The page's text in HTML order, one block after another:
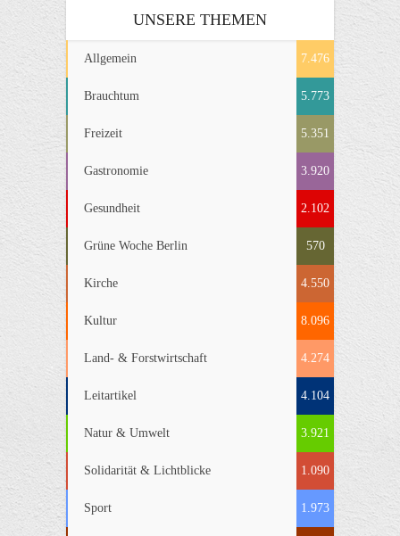
UNSERE THEMEN
Allgemein 7.476
Brauchtum 5.773
Freizeit 5.351
Gastronomie 3.920
Gesundheit 2.102
Grüne Woche Berlin 570
Kirche 4.550
Kultur 8.096
Land- & Forstwirtschaft 4.274
Leitartikel 4.104
Natur & Umwelt 3.921
Solidarität & Lichtblicke 1.090
Sport 1.973